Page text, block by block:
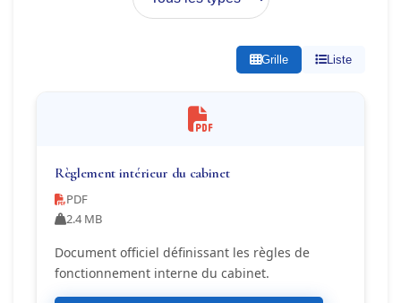
Grille Liste
Règlement intérieur du cabinet
PDF
2.4 MB
Document officiel définissant les règles de
fonctionnement interne du cabinet.